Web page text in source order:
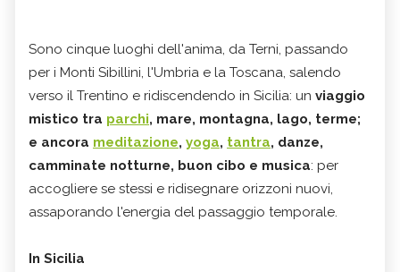
Sono cinque luoghi dell'anima, da Terni, passando
per i Monti Sibillini, l'Umbria e la Toscana, salendo
verso il Trentino e ridiscendendo in Sicilia: un viaggio
mistico tra parchi, mare, montagna, lago, terme;
e ancora meditazione, yoga, tantra, danze,
camminate notturne, buon cibo e musica: per
accogliere se stessi e ridisegnare orizzoni nuovi,
assaporando l'energia del passaggio temporale.
In Sicilia